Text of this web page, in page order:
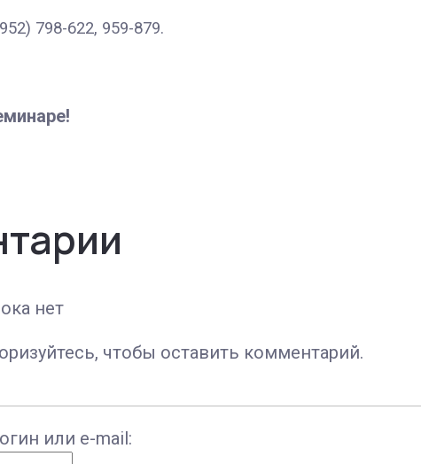
798-622, 959-879.
нет
чтобы оставить комментарий.
или e-mail: